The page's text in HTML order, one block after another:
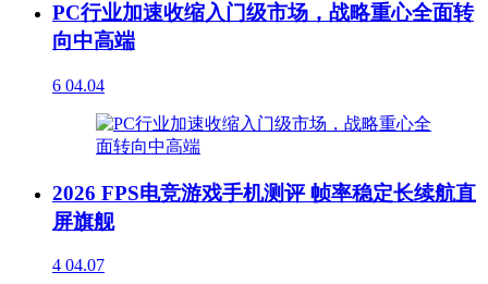
PC行业加速收缩入门级市场，战略重心全面转
向中高端
6 04.04
2026 FPS电竞游戏手机测评 帧率稳定长续航直
屏旗舰
4 04.07